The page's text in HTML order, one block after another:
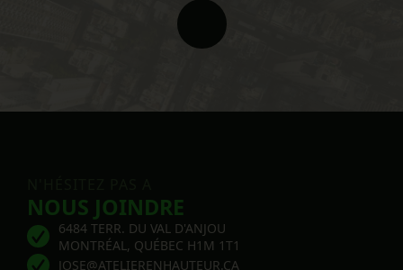
NOUS JOINDRE
6484 TERR. DU VAL D'ANJOU
MONTRÉAL, QUÉBEC H1M 1T1
JOSE@ATELIERENHAUTEUR.CA